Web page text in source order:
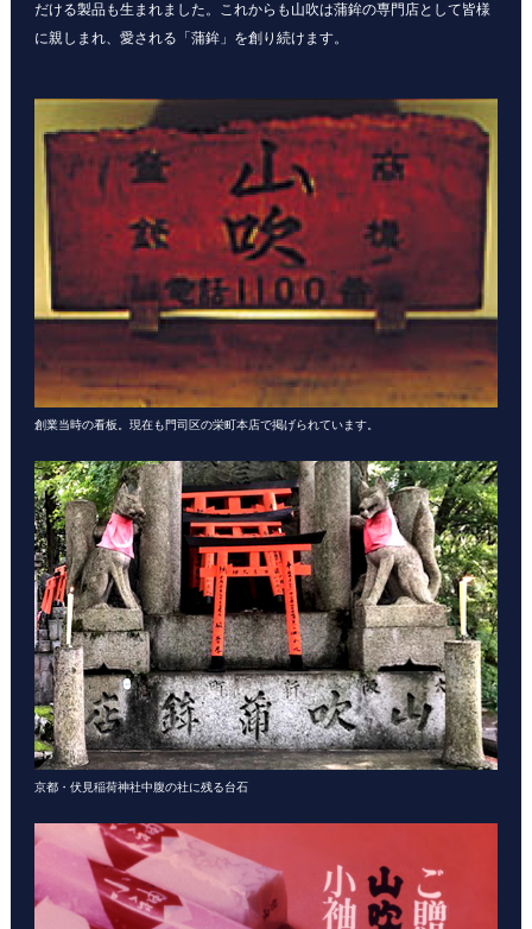
だける製品も生まれました。これからも山吹は蒲鉾の専門店として皆様
に親しまれ、愛される「蒲鉾」を創り続けます。
創業当時の看板。現在も門司区の栄町本店で掲げられています。
京都・伏見稲荷神社中腹の社に残る台石